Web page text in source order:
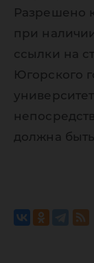
Разрешено
при
ссылки на
Югорского
должна